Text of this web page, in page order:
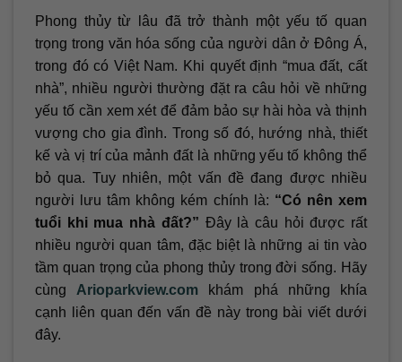
Phong thủy từ lâu đã trở thành một yếu tố quan
trọng trong văn hóa sống của người dân ở Đông Á,
trong đó có Việt Nam. Khi quyết định “mua đất, cất
nhà”, nhiều người thường đặt ra câu hỏi về những
yếu tố cần xem xét để đảm bảo sự hài hòa và thịnh
vượng cho gia đình. Trong số đó, hướng nhà, thiết
kế và vị trí của mảnh đất là những yếu tố không thể
bỏ qua. Tuy nhiên, một vấn đề đang được nhiều
người lưu tâm không kém chính là: “Có nên xem
tuổi khi mua nhà đất?” Đây là câu hỏi được rất
nhiều người quan tâm, đặc biệt là những ai tin vào
tầm quan trọng của phong thủy trong đời sống. Hãy
cùng Arioparkview.com khám phá những khía
cạnh liên quan đến vấn đề này trong bài viết dưới
đây.